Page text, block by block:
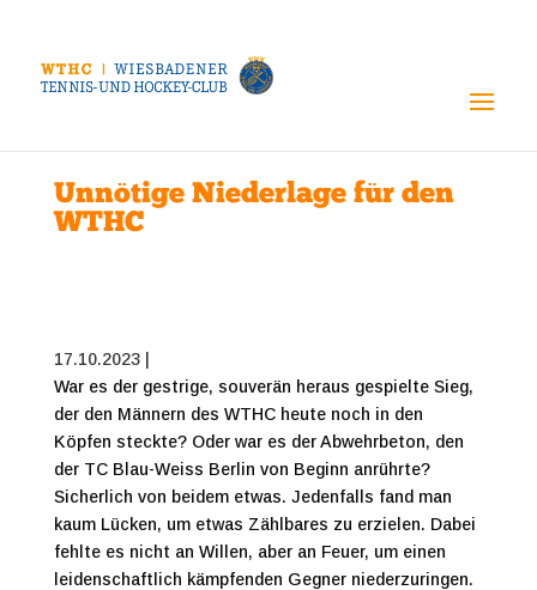
Unnötige Niederlage für den
WTHC
17.10.2023 |
War es der gestrige, souverän heraus gespielte Sieg,
der den Männern des WTHC heute noch in den
Köpfen steckte? Oder war es der Abwehrbeton, den
der TC Blau-Weiss Berlin von Beginn anrührte?
Sicherlich von beidem etwas. Jedenfalls fand man
kaum Lücken, um etwas Zählbares zu erzielen. Dabei
fehlte es nicht an Willen, aber an Feuer, um einen
leidenschaftlich kämpfenden Gegner niederzuringen.